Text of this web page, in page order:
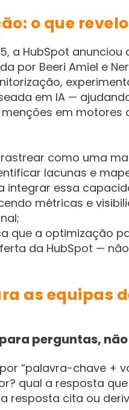
o que
a HubSpot anunciou
por Beeri Amiel e
em IA —
em motores
rastrear como uma
lacunas e
integrar essa
métricas e
que a optimização
da HubSpot —
as equipas
perguntas,
“palavra-chave +
qual a resposta
resposta cita ou